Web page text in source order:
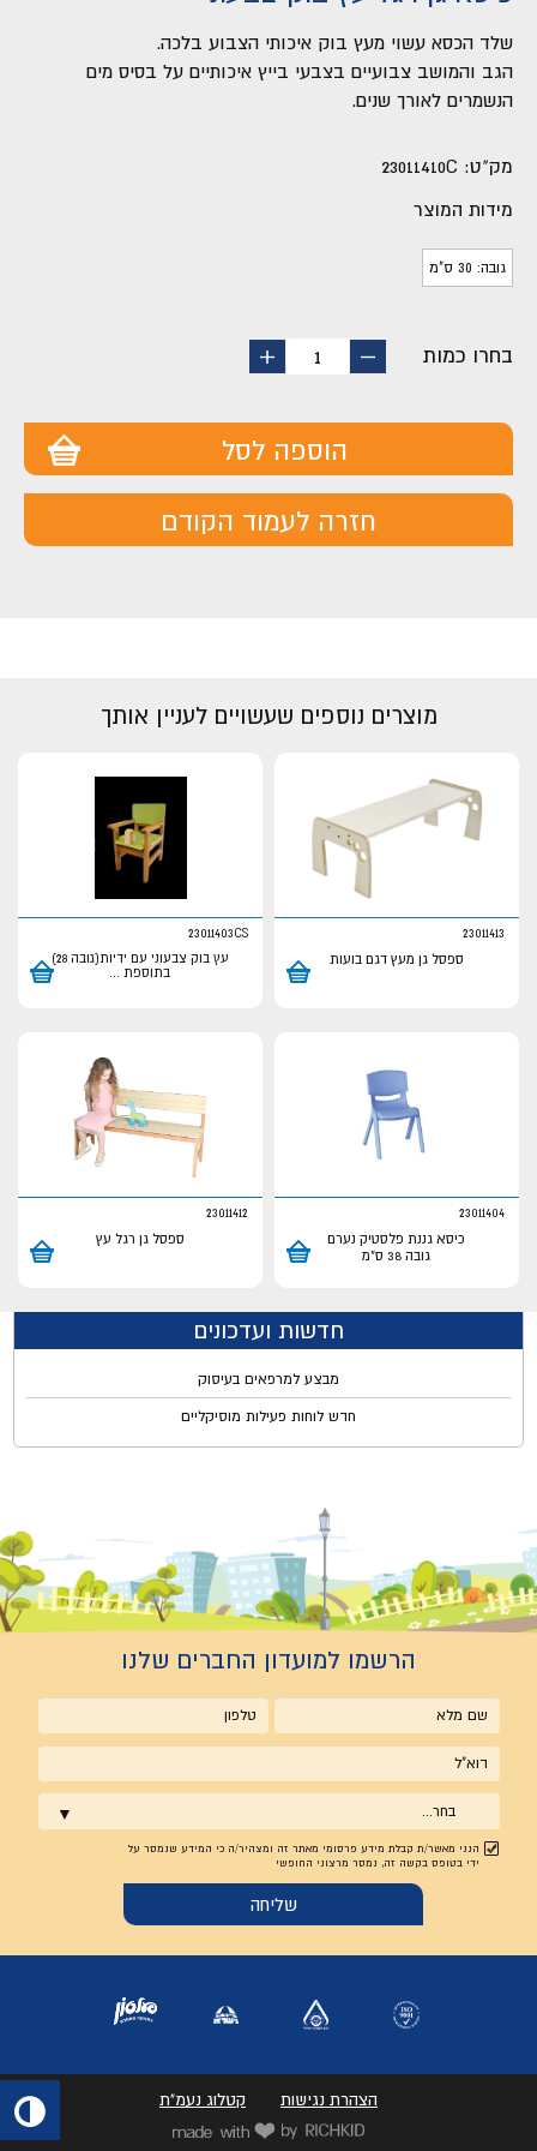
שלד הכסא עשוי מעץ בוק איכותי הצבוע בלכה.
הגב והמושב צבועיים בצבעי בייץ איכותיים על בסיס מים
הנשמרים לאורך שנים.
מק"ט: 23011410C
מידות המוצר
גובה: 30 ס"מ
בחרו כמות
החסר
1
הוסף
הוספה לסל
חזרה לעמוד הקודם
מוצרים נוספים שעשויים לעניין אותך
23011413
ספסל גן מעץ דגם בועות
23011403CS
עץ בוק צבעוני עם ידיות(גובה 28)
בתוספת ...
23011404
כיסא גננת פלסטיק נערם
גובה 38 ס"מ
23011412
ספסל גן רגל עץ
חדשות ועדכונים
מבצע למרפאים בעיסוק
חדש לוחות פעילות מוסיקליים
הרשמו למועדון החברים שלנו
שם
מלא
טלפון
אימייל
בחר...
הנני מאשר/ת קבלת מידע פרסומי מאתר זה ומצהיר/ה כי המידע שנמסר על
ידי בטופס בקשה זה, נמסר מרצוני החופשי
הצהרת נגישות קטלוג נעמ"ת